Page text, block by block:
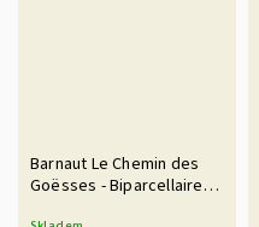
Barnaut Le Chemin des
Goësses - Biparcellaire